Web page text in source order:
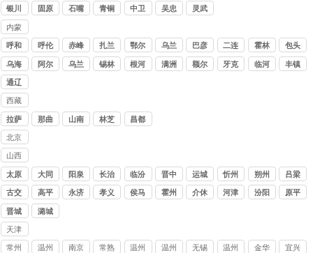
讨债
公司
银川 固原
石嘴
青铜
中卫 吴忠 灵武
内蒙
古讨
债公
司
呼和
浩特
呼伦
贝尔
赤峰
扎兰
屯
鄂尔
多斯
乌兰
察布
巴彦
淖尔
二连
浩特
霍林
郭勒
包头
乌海
阿尔
乌兰
锡林
根河
满洲
额尔
牙克
临河 丰镇
通辽
西藏
讨债
公司
拉萨 那曲 山南 林芝 昌都
北京
讨债
公司
山西
讨债
公司
太原 大同 阳泉 长治 临汾 晋中 运城 忻州 朔州 吕梁
古交 高平 永济 孝义 侯马 霍州 介休 河津 汾阳 原平
晋城 潞城
天津
讨债
常州
温州
南京
常熟
温州
温州
无锡
温州
金华
宜兴